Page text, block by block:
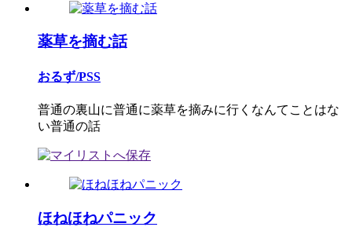
薬草を摘む話
おるず/PSS
普通の裏山に普通に薬草を摘みに行くなんてことはな
い普通の話
ほねほねパニック